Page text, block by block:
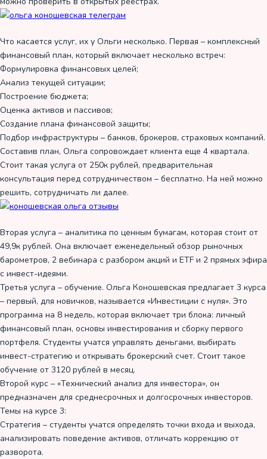
Что касается услуг, их у Ольги несколько. Первая – комплексный
финансовый план, который включает несколько встреч:
Формулировка финансовых целей;
Анализ текущей ситуации;
Построение бюджета;
Оценка активов и пассивов;
Создание плана финансовой защиты;
Подбор инфраструктуры – банков, брокеров, страховых компаний.
Составив план, Ольга сопровождает клиента еще 4 квартала.
Стоит такая услуга от 250к рублей, предварительная
консультация перед сотрудничеством – бесплатно. На ней можно
решить, сотрудничать ли далее.
Вторая услуга – аналитика по ценным бумагам, которая стоит от
49,9к рублей. Она включает еженедельный обзор рыночных
барометров, 2 вебинара с разбором акций и ETF и 2 прямых эфира
с инвест-идеями.
Третья услуга – обучение. Ольга Коношевская предлагает 3 курса
– первый, для новичков, называется «Инвестиции с нуля». Это
программа на 8 недель, которая включает три блока: личный
финансовый план, основы инвестирования и сборку первого
портфеля. Студенты учатся управлять деньгами, выбирать
инвест-стратегию и открывать брокерский счет. Стоит такое
обучение от 3120 рублей в месяц.
Второй курс – «Технический анализ для инвестора», он
предназначен для среднесрочных и долгосрочных инвесторов.
Темы на курсе 3:
Стратегия – студенты учатся определять точки входа и выхода,
анализировать поведение активов, отличать коррекцию от
разворота.